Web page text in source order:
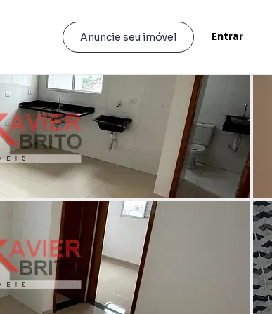
Anuncie seu imóvel Entrar